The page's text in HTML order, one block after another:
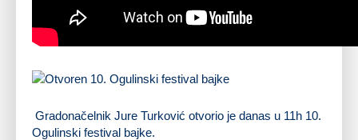
Gradonačelnik Jure Turković otvorio je danas u 11h 10.
Ogulinski festival bajke.